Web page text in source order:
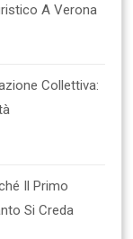
A Verona
Collettiva:
Il Primo
Si Creda